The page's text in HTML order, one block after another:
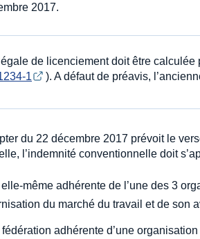
2017.
de licenciement doit être
1
). A défaut de préavis,
du 22 décembre 2017 prévoit le
l’indemnité conventionnelle doit
même adhérente de l’une des 3
du marché du travail et de son
fédération adhérente d’une